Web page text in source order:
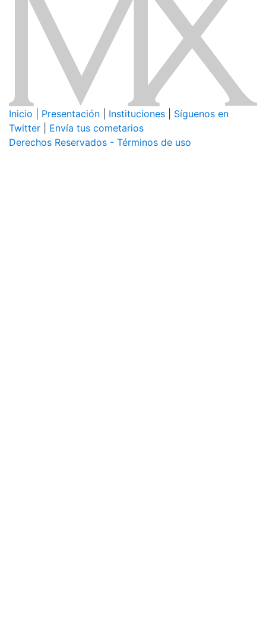
Inicio Presentación Instituciones
Síguenos en
Twitter
Envía tus cometarios
Derechos Reservados - Términos de uso